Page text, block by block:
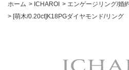
ホーム > ICHAROI > エンゲージリング/婚
> [萌木/0.20ct]K18PGダイヤモンド/リング